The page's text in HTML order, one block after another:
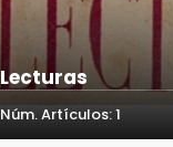
Lecturas
Núm. Artículos: 1